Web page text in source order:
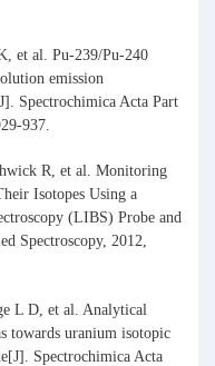
et al. Pu-239/Pu-240
emission
Spectrochimica Acta Part
937.
R, et al. Monitoring
Isotopes Using a
(LIBS) Probe and
Spectroscopy, 2012,
L D, et al. Analytical
towards uranium isotopic
Spectrochimica Acta